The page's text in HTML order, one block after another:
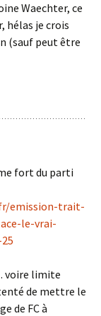
Waechter, ce
hélas je crois
(sauf peut être
fort du parti
emission-trait-
le-vrai-
voire limite
de mettre le
de FC à